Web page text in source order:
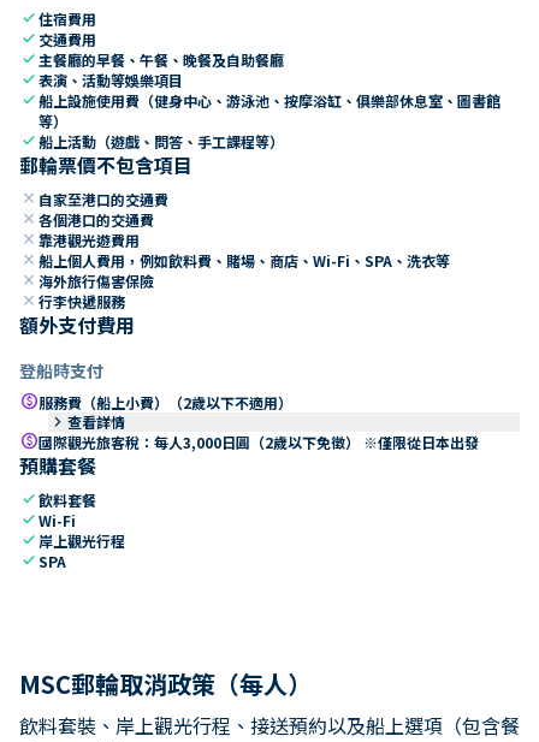
check住宿費用
check 交通費用
check 主餐廳的早餐、午餐、晚餐及自助餐廳
check表演、活動等娛樂項目
check船上設施使用費（健身中心、游泳池、按摩浴缸、俱樂部休息室、圖書館
等）
check船上活動（遊戲、問答、手工課程等）
郵輪票價不包含項目
close 自家至港口的交通費
close 各個港口的交通費
close 靠港觀光遊費用
close 船上個人費用，例如飲料費、賭場、商店、Wi-Fi、SPA、洗衣等
close 海外旅行傷害保險
close 行李快遞服務
額外支付費用
登船時支付
paid服務費（船上小費）（2歲以下不適用）
keyboard_arrow_right 查看詳情
paid國際觀光旅客稅：每人3,000日圓（2歲以下免徵） ※僅限從日本出發
預購套餐
check飲料套餐
checkWi-Fi
check 岸上觀光行程
checkSPA
MSC郵輪取消政策（每人）
飲料套裝、岸上觀光行程、接送預約以及船上選項（包含餐